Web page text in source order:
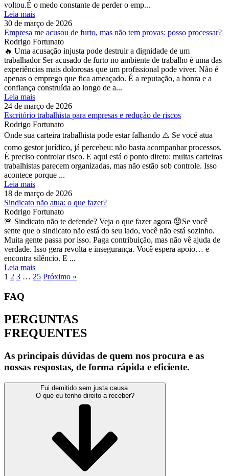
voltou.É o medo constante de perder o emp...
Leia mais
30 de março de 2026
Empresa me acusou de furto, mas não tem provas: posso processar?
Rodrigo Fortunato
🔥 Uma acusação injusta pode destruir a dignidade de um
trabalhador Ser acusado de furto no ambiente de trabalho é uma das
experiências mais dolorosas que um profissional pode viver. Não é
apenas o emprego que fica ameaçado. É a reputação, a honra e a
confiança construída ao longo de a...
Leia mais
24 de março de 2026
Escritório trabalhista para empresas e redução de riscos
Rodrigo Fortunato
Onde sua carteira trabalhista pode estar falhando ⚠️ Se você atua
como gestor jurídico, já percebeu: não basta acompanhar processos.
É preciso controlar risco. E aqui está o ponto direto: muitas carteiras
trabalhistas parecem organizadas, mas não estão sob controle. Isso
acontece porque ...
Leia mais
18 de março de 2026
Sindicato não atua: o que fazer?
Rodrigo Fortunato
🚨 Sindicato não te defende? Veja o que fazer agora 😟Se você
sente que o sindicato não está do seu lado, você não está sozinho.
Muita gente passa por isso. Paga contribuição, mas não vê ajuda de
verdade. Isso gera revolta e insegurança. Você espera apoio… e
encontra silêncio. E ...
Leia mais
1 2 3 … 25 Próximo »
FAQ
PERGUNTAS
FREQUENTES
As principais dúvidas de quem nos procura e as
nossas respostas, de forma rápida e eficiente.
Fui demitido sem justa causa.
O que eu tenho direito a receber?